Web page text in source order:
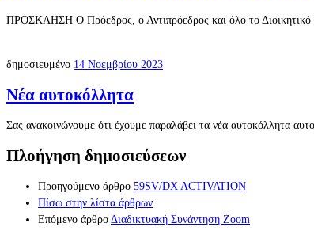
ΠΡΟΣΚΛΗΣΗ Ο Πρόεδρος, ο Αντιπρόεδρος και όλο το
δημοσιευμένο 14 Νοεμβρίου 2023
Νέα αυτοκόλλητα
Σας ανακοινώνουμε ότι έχουμε παραλάβει τα νέα αυτοκόλλητα
Πλοήγηση δημοσιεύσεων
Προηγούμενο άρθρο 59SV/DX ACTIVATION
Πίσω στην λίστα άρθρων
Επόμενο άρθροΔιαδικτυακή Συνάντηση Zoom